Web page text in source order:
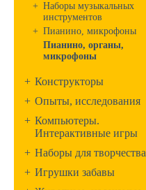
+ Наборы музыкальных
инструментов
+ Пианино, микрофоны
Пианино, органы,
микрофоны
+ Конструкторы
+ Опыты, исследования
+ Компьютеры.
Интерактивные игры
+ Наборы для творчества
+ Игрушки забавы